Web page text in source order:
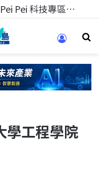
科技人的經驗傳承地！在 Pei Pei 科技專區，與學弟妹交流最硬核的技術
學工程學院